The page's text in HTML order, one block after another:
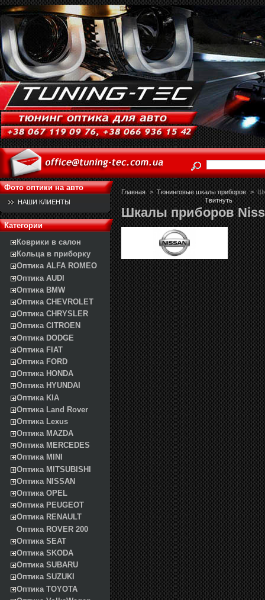
Фото оптики на авто
НАШИ КЛИЕНТЫ
Категории
Коврики в салон
Кольца в приборку
Оптика ALFA ROMEO
Оптика AUDI
Оптика BMW
Оптика CHEVROLET
Оптика CHRYSLER
Оптика CITROEN
Оптика DODGE
Оптика FIAT
Оптика FORD
Оптика HONDA
Оптика HYUNDAI
Оптика KIA
Оптика Land Rover
Оптика Lexus
Оптика MAZDA
Оптика MERCEDES
Оптика MINI
Оптика MITSUBISHI
Оптика NISSAN
Оптика OPEL
Оптика PEUGEOT
Оптика RENAULT
Оптика ROVER 200
Оптика SEAT
Оптика SKODA
Оптика SUBARU
Оптика SUZUKI
Оптика TOYOTA
Главная > Тюнинговые шкалы приборов >
Твитнуть
Шкалы приборов